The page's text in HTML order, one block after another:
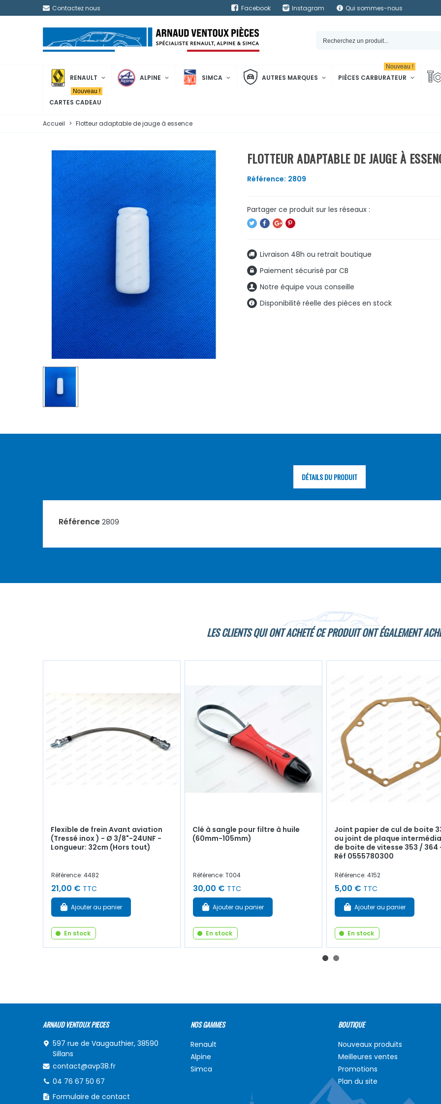
Contactez nous Facebook Instagram Qui sommes-nous
RENAULT ALPINE SIMCA AUTRES MARQUES PIÈCES CARBURATEUR
Nouveau !
CARTES CADEAU
Nouveau !
Accueil > Flotteur adaptable de jauge à essence
FLOTTEUR ADAPTABLE DE JAUGE À
Référence: 2809
Livraison 48h ou retrait boutique
Paiement sécurisé par CB
Notre équipe vous conseille
Disponibilité réelle des pièces en stock
DÉTAILS DU PRODUIT
Référence 2809
LES CLIENTS QUI ONT ACHETÉ CE PRODUIT ONT ÉGALEMENT
Flexible de frein Avant aviation
(Tressé inox ) - Ø 3/8"-24UNF -
Longueur: 32cm (Hors tout)
Référence: 4482
21,00 € TTC
Ajouter au panier
En stock
Clé à sangle pour filtre à huile
(60mm-105mm)
Référence: T004
30,00 € TTC
Ajouter au panier
En stock
Joint papier de cul de boite
ou joint de plaque
de boite de vitesse 353 / 364
Réf 0555780300
Référence: 4152
5,00 € TTC
Ajouter au panier
En stock
ARNAUD VENTOUX PIECES
597 rue de Vaugauthier, 38590
Sillans
contact@avp38.fr
04 76 67 50 67
Formulaire de contact
NOS GAMMES
Renault
Alpine
Simca
BOUTIQUE
Nouveaux produits
Meilleures ventes
Promotions
Plan du site